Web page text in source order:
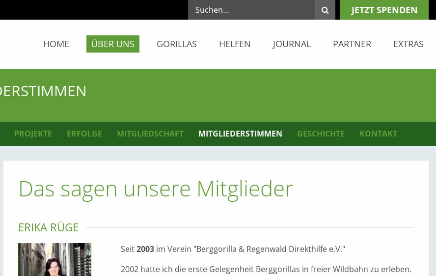
JETZT SPENDEN
HOME ÜBER UNS GORILLAS HELFEN JOURNAL PARTNER EXTRAS
PROJEKTE ERFOLGE MITGLIEDSCHAFT MITGLIEDERSTIMMEN GESCHICHTE KONTAKT
Das sagen unsere Mitglieder
ERIKA RÜGE
Seit2003 im Verein "Berggorilla & Regenwald Direkthilfe e.V."
2002 hatte ich die erste Gelegenheit Berggorillas in freier Wildbahn zu erleben.